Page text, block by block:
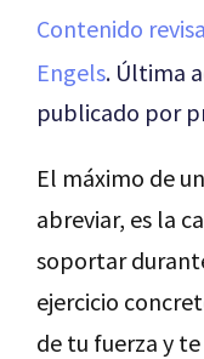
Contenido
Engels. Última
publicado por
El máximo de
abreviar, es la
soportar
ejercicio
de tu fuerza y